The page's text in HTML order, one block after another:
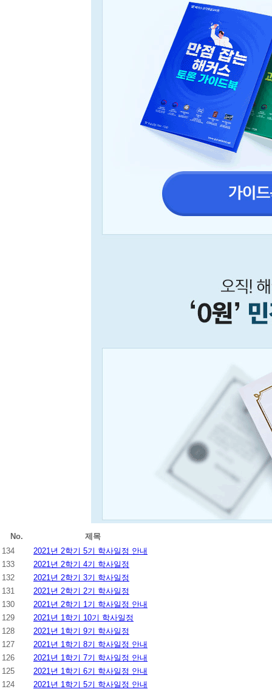
No.
제목
134
2021년 2학기 5기 학사일정 안내
133
2021년 2학기 4기 학사일정
132
2021년 2학기 3기 학사일정
131
2021년 2학기 2기 학사일정
130
2021년 2학기 1기 학사일정 안내
129
2021년 1학기 10기 학사일정
128
2021년 1학기 9기 학사일정
127
2021년 1학기 8기 학사일정 안내
126
2021년 1학기 7기 학사일정 안내
125
2021년 1학기 6기 학사일정 안내
124
2021년 1학기 5기 학사일정 안내